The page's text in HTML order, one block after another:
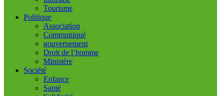
Tourisme
Politique
Association
Communiqué
gouvernement
Droit de l’homme
Ministère
Société
Enfance
Santé